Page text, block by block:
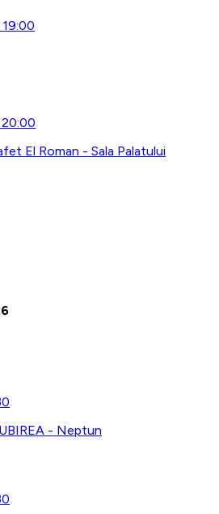
El Roman - Sala Palatului
- Neptun